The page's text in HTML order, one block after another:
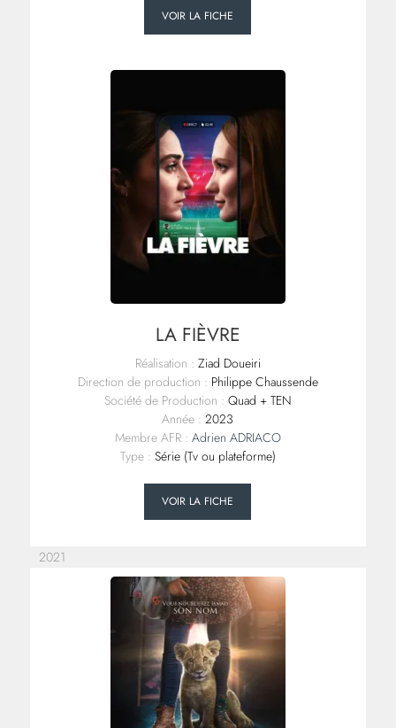
VOIR LA FICHE
LA FIÈVRE
Réalisation : Ziad Doueiri
Direction de production : Philippe Chaussende
Société de Production : Quad + TEN
Année : 2023
Membre AFR : Adrien ADRIACO
Type : Série (Tv ou plateforme)
VOIR LA FICHE
2021